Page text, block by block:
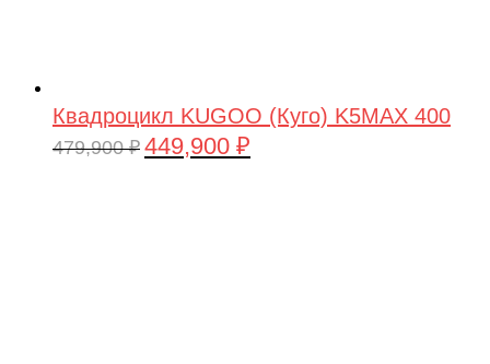
Квадроцикл KUGOO (Куго) K5MAX 400
479,900₽ Первоначальная
449,900 ₽